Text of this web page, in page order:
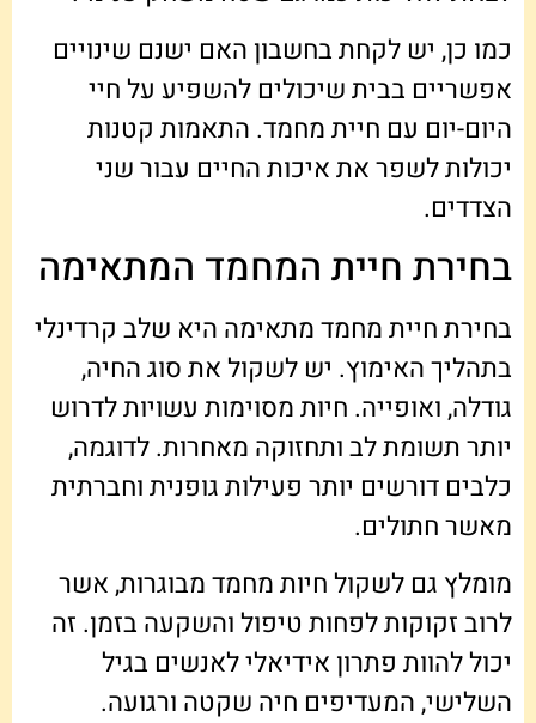
כמו כן, יש לקחת בחשבון האם ישנם שינויים
אפשריים בבית שיכולים להשפיע על חיי
היום-יום עם חיית מחמד. התאמות קטנות
יכולות לשפר את איכות החיים עבור שני
הצדדים.
בחירת חיית המחמד המתאימה
בחירת חיית מחמד מתאימה היא שלב קרדינלי
בתהליך האימוץ. יש לשקול את סוג החיה,
גודלה, ואופייה. חיות מסוימות עשויות לדרוש
יותר תשומת לב ותחזוקה מאחרות. לדוגמה,
כלבים דורשים יותר פעילות גופנית וחברתית
מאשר חתולים.
מומלץ גם לשקול חיות מחמד מבוגרות, אשר
לרוב זקוקות לפחות טיפול והשקעה בזמן. זה
יכול להוות פתרון אידיאלי לאנשים בגיל
השלישי, המעדיפים חיה שקטה ורגועה.